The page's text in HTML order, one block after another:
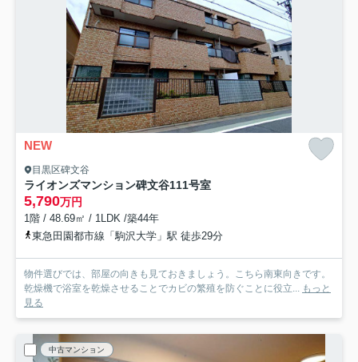
NEW
目黒区碑文谷
ライオンズマンション碑文谷111号室
5,790万円
1階 / 48.69㎡ / 1LDK /築44年
東急田園都市線「駒沢大学」駅 徒歩29分
物件選びでは、部屋の向きも見ておきましょう。こちら南東向きです。
乾燥機で浴室を乾燥させることでカビの繁殖を防ぐことに役立...
もっと
見る
中古マンション